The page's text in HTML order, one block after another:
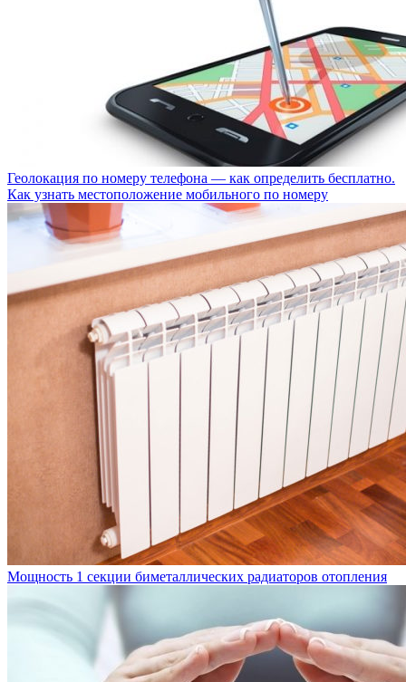
Геолокация по номеру телефона — как определить бесплатно.
Как узнать местоположение мобильного по номеру
Мощность 1 секции биметаллических радиаторов отопления